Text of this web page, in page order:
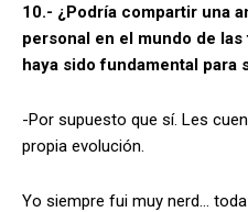
10.- ¿Podría compartir una
personal en el mundo de
haya sido fundamental para
-Por supuesto que sí. Les
propia evolución.
Yo siempre fui muy nerd…